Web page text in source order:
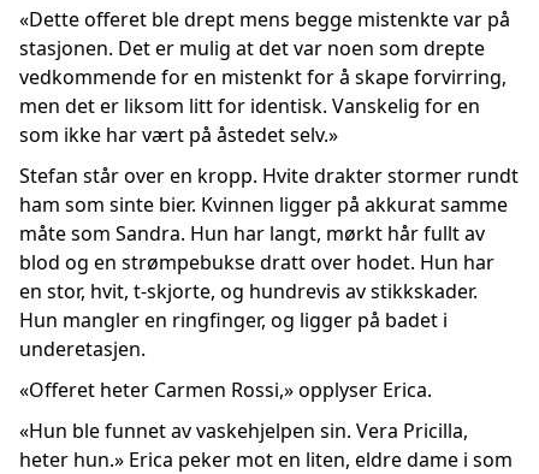
«Dette offeret ble drept mens begge mistenkte var på
stasjonen. Det er mulig at det var noen som drepte
vedkommende for en mistenkt for å skape forvirring,
men det er liksom litt for identisk. Vanskelig for en
som ikke har vært på åstedet selv.»
Stefan står over en kropp. Hvite drakter stormer rundt
ham som sinte bier. Kvinnen ligger på akkurat samme
måte som Sandra. Hun har langt, mørkt hår fullt av
blod og en strømpebukse dratt over hodet. Hun har
en stor, hvit, t-skjorte, og hundrevis av stikkskader.
Hun mangler en ringfinger, og ligger på badet i
underetasjen.
«Offeret heter Carmen Rossi,» opplyser Erica.
«Hun ble funnet av vaskehjelpen sin. Vera Pricilla,
heter hun.» Erica peker mot en liten, eldre dame i som